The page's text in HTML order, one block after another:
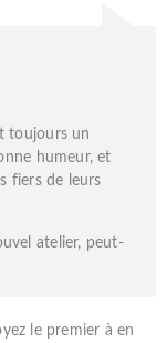
toujours un
humeur, et
fiers de leurs
atelier, peut-
le premier à en